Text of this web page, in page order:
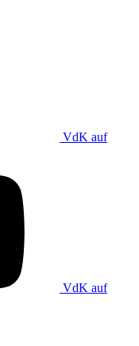
VdK auf
VdK auf